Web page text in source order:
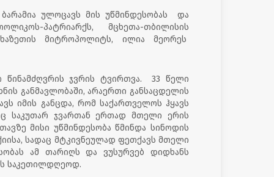
ულოცავს მის უწმინდესობას და
პატრიარქს, მცხეთა-თბილისის
მიტროპოლიტს, ილია მეორეს
ჯვრის ტვირთვა. 33 წელი
განმავლობაში, არაერთი განსაცდელის
იმის განცდა, რომ საქართველოს ჰყავს
საკუთარ ჯვართან ერთად მთელი ერის
მისი უწმინდესობა წმინდა სინოდის
სადაც მტკივნეულად ფეთქავს მთელი
ამ თარიღს და ვუსურვებ დიდხანს
საკეთილდღეოდ.